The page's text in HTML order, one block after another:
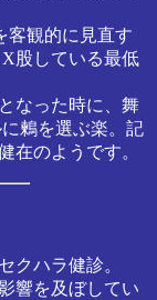
客観的に見直す
股している最低
なった時に、舞
鶫を選ぶ楽。記
在のようです。
クハラ健診。
響を及ぼしてい